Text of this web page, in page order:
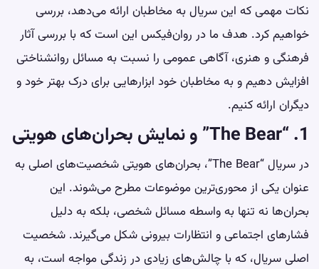
نکات مهمی که این سریال به مخاطبان ارائه می‌دهد، بررسی
خواهیم کرد. هدف ما در روان‌فیکس این است که با بررسی آثار
فرهنگی و هنری، آگاهی عمومی را نسبت به مسائل روانشناختی
افزایش دهیم و به مخاطبان خود ابزارهایی برای درک بهتر خود و
دیگران ارائه کنیم.
1. “The Bear” و نمایش بحران‌های هویتی
در سریال “The Bear”، بحران‌های هویتی شخصیت‌های اصلی به
عنوان یکی از محوری‌ترین موضوعات مطرح می‌شوند. این
بحران‌ها نه تنها به واسطه مسائل شخصی، بلکه به دلیل
فشارهای اجتماعی و انتظارات بیرونی شکل می‌گیرند. شخصیت
اصلی سریال، که با چالش‌های زیادی در زندگی مواجه است، به